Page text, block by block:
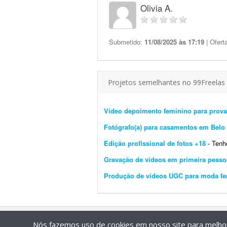
Olivia A.
Submetido: 11/08/2025 às 17:19 |
Projetos semelhantes no 99Freelas
Vídeo depoimento feminino para
Fotógrafo(a) para casamentos em
Edição profissional de fotos +18 - Tenho
Gravação de vídeos em primeira
Produção de vídeos UGC para moda
Nós fazemos uso de cookies em nosso site para